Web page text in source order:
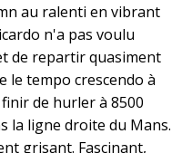
au ralenti en vibrant
n'a pas voulu
de repartir quasiment
le tempo crescendo à
de hurler à 8500
la ligne droite du Mans.
grisant. Fascinant,